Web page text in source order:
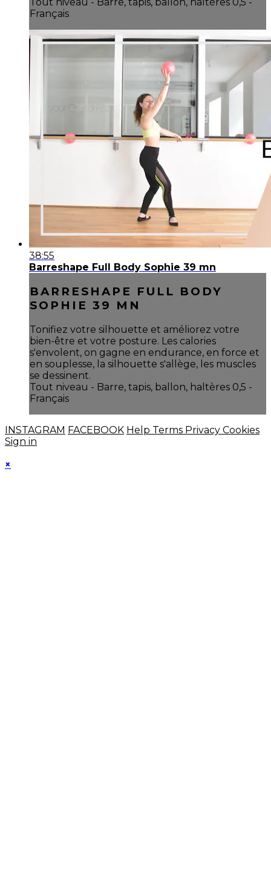
Français
38:55
Barreshape Full Body Sophie 39 mn
BARRESHAPE FULL BODY
SOPHIE 39 MN
Tonifiez votre silhouette et améliorez votre
bien-être et votre posture. Les calories
s'envolent, on gagne en endurance, en force et
en souplesse, la silhouette s'allège, les muscles
se dessinent.
Tout niveau - Barre, tapis, ballon, haltères 0,5 -
Français
INSTAGRAM FACEBOOK Help Terms Privacy Cookies
Sign in
×